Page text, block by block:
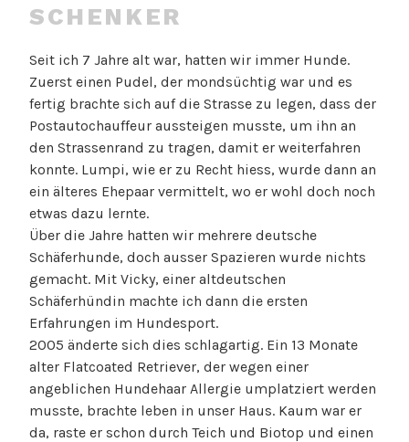
SCHENKER
Seit ich 7 Jahre alt war, hatten wir immer Hunde.
Zuerst einen Pudel, der mondsüchtig war und es
fertig brachte sich auf die Strasse zu legen, dass der
Postautochauffeur aussteigen musste, um ihn an
den Strassenrand zu tragen, damit er weiterfahren
konnte. Lumpi, wie er zu Recht hiess, wurde dann an
ein älteres Ehepaar vermittelt, wo er wohl doch noch
etwas dazu lernte.
Über die Jahre hatten wir mehrere deutsche
Schäferhunde, doch ausser Spazieren wurde nichts
gemacht. Mit Vicky, einer altdeutschen
Schäferhündin machte ich dann die ersten
Erfahrungen im Hundesport.
2005 änderte sich dies schlagartig. Ein 13 Monate
alter Flatcoated Retriever, der wegen einer
angeblichen Hundehaar Allergie umplatziert werden
musste, brachte leben in unser Haus. Kaum war er
da, raste er schon durch Teich und Biotop und einen